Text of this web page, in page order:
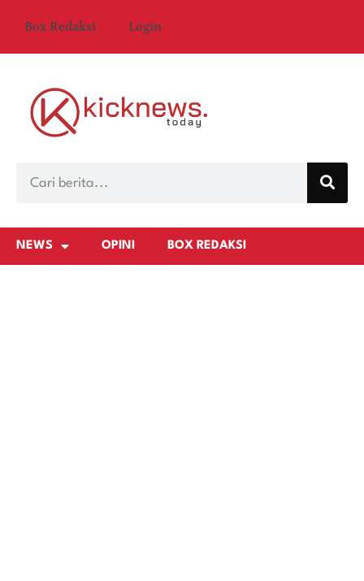
Box Redaksi Login
NEWS OPINI BOX REDAKSI